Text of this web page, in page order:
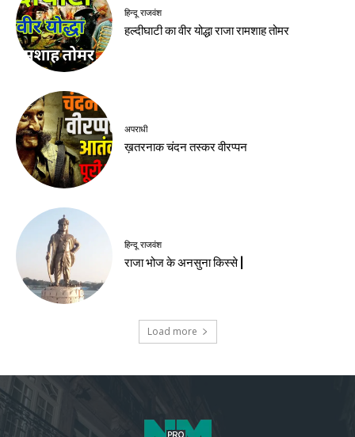
हिन्दू राजवंश
हल्दीघाटी का वीर योद्धा राजा रामशाह तोमर
अपराधी
ख़तरनाक चंदन तस्कर वीरप्पन
हिन्दू राजवंश
राजा भोज के अनसुना किस्से |
Load more